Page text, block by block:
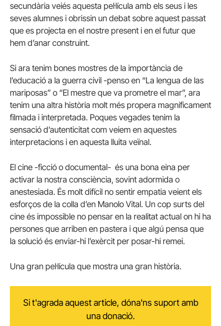
secundària veiés aquesta pel·lícula amb els seus i les
seves alumnes i obrissin un debat sobre aquest passat
que es projecta en el nostre present i en el futur que
hem d’anar construint.
Si ara tenim bones mostres de la importància de
l’educació a la guerra civil -penso en “La lengua de las
mariposas” o “El mestre que va prometre el mar”, ara
tenim una altra història molt més propera magníficament
filmada i interpretada. Poques vegades tenim la
sensació d’autenticitat com veiem en aquestes
interpretacions i en aquesta lluita veïnal.
El cine -ficció o documental- és una bona eina per
activar la nostra consciència, sovint adormida o
anestesiada. És molt difícil no sentir empatia veient els
esforços de la colla d’en Manolo Vital. Un cop surts del
cine és impossible no pensar en la realitat actual on hi ha
persones que arriben en pastera i que algú pensa que
la solució és enviar-hi l’exèrcit per posar-hi remei.
Una gran pel·lícula que mostra una gran història.
Si t'agrada aquest article, dóna'ns suport amb
una donació.